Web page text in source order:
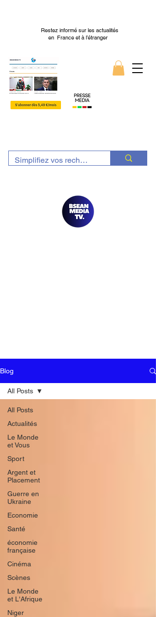
Restez informé sur les actualités
en France et à l’étranger
Blog
All Posts
Actualités
Le Monde
et Vous
Sport
Argent et
Placement
Guerre en
Ukraine
Economie
Santé
économie
française
Cinéma
Scènes
Le Monde
et L'Afrique
Niger
All Posts